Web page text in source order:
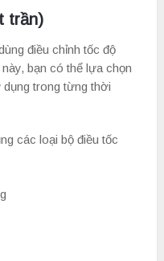
trần)
điều chỉnh tốc độ
bạn có thể lựa chọn
trong từng thời
các loại bộ điều tốc